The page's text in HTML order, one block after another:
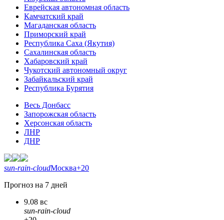
Еврейская автономная область
Камчатский край
Магаданская область
Приморский край
Республика Саха (Якутия)
Сахалинская область
Хабаровский край
Чукотский автономный округ
Забайкальский край
Республика Бурятия
Весь Донбасс
Запорожская область
Херсонская область
ЛНР
ДНР
sun-rain-cloudМосква+20
Прогноз на 7 дней
9.08 вс
sun-rain-cloud